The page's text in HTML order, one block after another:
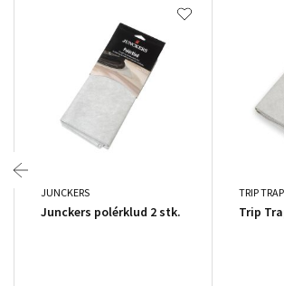
JUNCKERS
Junckers polérklud 2 stk.
TRIP TRAP
Trip